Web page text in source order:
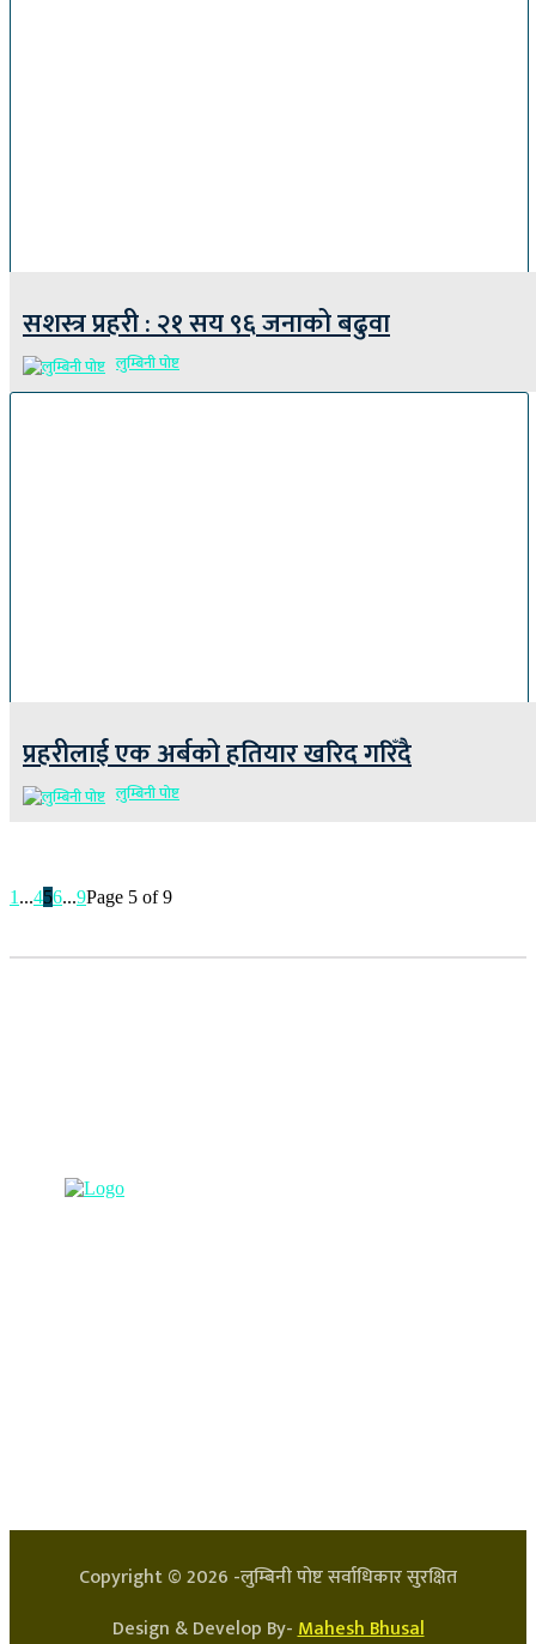
सशस्त्र प्रहरी : २१ सय ९६ जनाको बढुवा
लुम्बिनी पोष्ट
प्रहरीलाई एक अर्बको हतियार खरिद गरिँदै
लुम्बिनी पोष्ट
1 ...456...9Page 5 of 9
Copyright ©2026 -लुम्बिनी पोष्ट सर्वाधिकार सुरक्षित
Design & Develop By-Mahesh Bhusal